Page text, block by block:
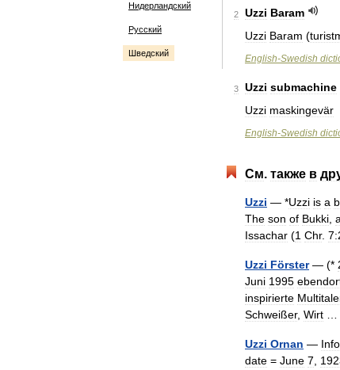
Нидерландский
Русский
Шведский
2 Uzzi Baram
Uzzi Baram (
English-Swedish
3 Uzzi submachine
Uzzi maskingevär
English-Swedish
См. также в
Uzzi — *Uzzi is a
The son of Bukki
Issachar (1 Chr.
Uzzi Förster— (*
Juni 1995
inspirierte
Schweißer, Wirt
Uzzi Ornan —
date = June 7